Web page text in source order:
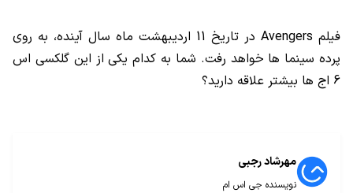
فیلم Avengers در تاریخ 11 اردیبهشت ماه سال آینده، به روی
پرده سینما ها خواهد رفت. شما به کدام یکی از این گلکسی اس
6 اج ها بیشتر علاقه دارید؟
مهرشاد رجبی
نویسنده جی اس ام